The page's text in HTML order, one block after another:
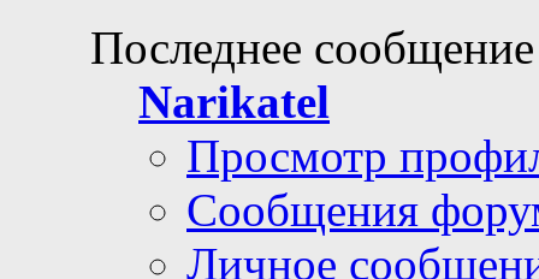
Последнее
Narikatel
Просмотр
Сообщения
Личное